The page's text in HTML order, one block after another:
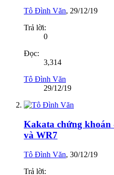
Tô Đình Văn, 29/12/19
Trả lời:
0
Đọc:
3,314
Tô Đình Văn
29/12/19
Kakata chứng khoán
và WR7
Tô Đình Văn, 30/12/19
Trả lời: